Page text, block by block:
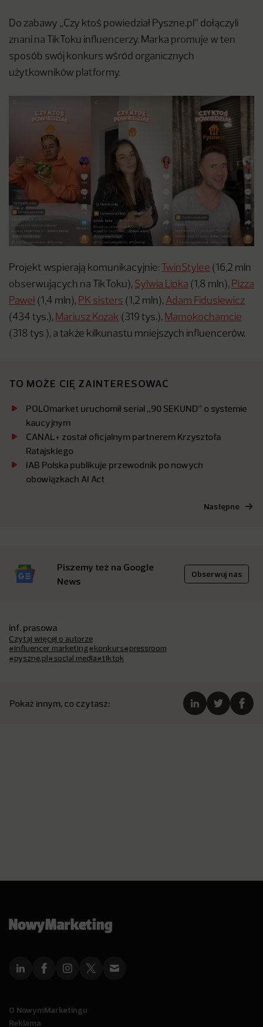
Do zabawy „Czy ktoś powiedział Pyszne.pl” dołączyli
znani na TikToku influencerzy. Marka promuje w ten
sposób swój konkurs wśród organicznych
użytkowników platformy.
Projekt wspierają komunikacyjnie: TwinStylee (16,2 mln
obserwujących na TikToku), Sylwia Lipka (1,8 mln), Pizza
Paweł (1,4 mln), PK sisters (1,2 mln), Adam Fidusiewicz
(434 tys.), Mariusz Kozak (319 tys.), Mamokochamcie
(318 tys.), a także kilkunastu mniejszych influencerów.
TO MOŻE CIĘ ZAINTERESOWAĆ
POLOmarket uruchomił serial „90 SEKUND” o systemie
kaucyjnym
CANAL+ został oficjalnym partnerem Krzysztofa
Ratajskiego
IAB Polska publikuje przewodnik po nowych
obowiązkach AI Act
Następne
Piszemy też na Google
News
Obserwuj nas
inf. prasowa
Czytaj więcej o autorze
#influencer marketing#konkurs#pressroom
#pyszne.pl#social media#tiktok
Pokaż innym, co czytasz:
O NowymMarketingu
Reklama